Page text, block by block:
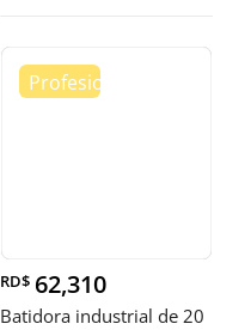
RD$ 62,310
Batidora industrial de 20